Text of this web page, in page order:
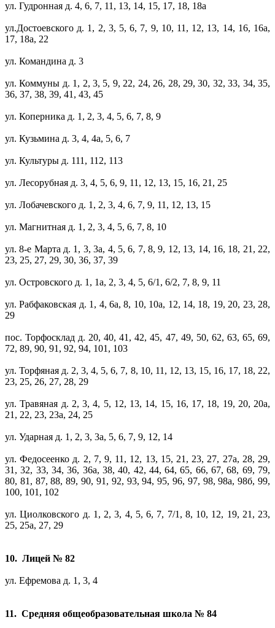
ул. Гудронная д. 4, 6, 7, 11, 13, 14, 15, 17, 18, 18а
ул.Достоевского д. 1, 2, 3, 5, 6, 7, 9, 10, 11, 12, 13, 14, 16, 16а,
17, 18а, 22
ул. Командина д. 3
ул. Коммуны д. 1, 2, 3, 5, 9, 22, 24, 26, 28, 29, 30, 32, 33, 34, 35,
36, 37, 38, 39, 41, 43, 45
ул. Коперника д. 1, 2, 3, 4, 5, 6, 7, 8, 9
ул. Кузьмина д. 3, 4, 4а, 5, 6, 7
ул. Культуры д. 111, 112, 113
ул. Лесорубная д. 3, 4, 5, 6, 9, 11, 12, 13, 15, 16, 21, 25
ул. Лобачевского д. 1, 2, 3, 4, 6, 7, 9, 11, 12, 13, 15
ул. Магнитная д. 1, 2, 3, 4, 5, 6, 7, 8, 10
ул. 8-е Марта д. 1, 3, 3а, 4, 5, 6, 7, 8, 9, 12, 13, 14, 16, 18, 21, 22,
23, 25, 27, 29, 30, 36, 37, 39
ул. Островского д. 1, 1а, 2, 3, 4, 5, 6/1, 6/2, 7, 8, 9, 11
ул. Рабфаковская д. 1, 4, 6а, 8, 10, 10а, 12, 14, 18, 19, 20, 23, 28,
29
пос. Торфосклад д. 20, 40, 41, 42, 45, 47, 49, 50, 62, 63, 65, 69,
72, 89, 90, 91, 92, 94, 101, 103
ул. Торфяная д. 2, 3, 4, 5, 6, 7, 8, 10, 11, 12, 13, 15, 16, 17, 18, 22,
23, 25, 26, 27, 28, 29
ул. Травяная д. 2, 3, 4, 5, 12, 13, 14, 15, 16, 17, 18, 19, 20, 20а,
21, 22, 23, 23а, 24, 25
ул. Ударная д. 1, 2, 3, 3а, 5, 6, 7, 9, 12, 14
ул. Федосеенко д. 2, 7, 9, 11, 12, 13, 15, 21, 23, 27, 27а, 28, 29,
31, 32, 33, 34, 36, 36а, 38, 40, 42, 44, 64, 65, 66, 67, 68, 69, 79,
80, 81, 87, 88, 89, 90, 91, 92, 93, 94, 95, 96, 97, 98, 98а, 98б, 99,
100, 101, 102
ул. Циолковского д. 1, 2, 3, 4, 5, 6, 7, 7/1, 8, 10, 12, 19, 21, 23,
25, 25а, 27, 29
10. Лицей № 82
ул. Ефремова д. 1, 3, 4
11. Средняя общеобразовательная школа № 84